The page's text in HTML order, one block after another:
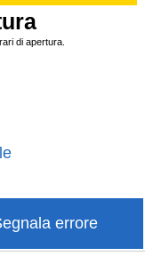
di apertura.
errore